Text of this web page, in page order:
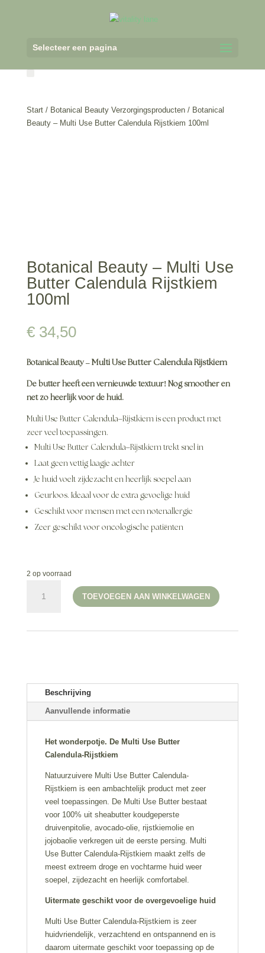
Selecteer een pagina
Start/ Botanical Beauty Verzorgingsproducten/ Botanical
Beauty – Multi Use Butter Calendula Rijstkiem 100ml
Botanical Beauty – Multi Use
Butter Calendula Rijstkiem
100ml
€34,50
Botanical Beauty – Multi Use Butter Calendula Rijstkiem
De butter heeft een vernieuwde textuur! Nog smoother en
net zo heerlijk voor de huid.
Multi Use Butter Calendula–Rijstkiem is een product met
zeer veel toepassingen.
Multi Use Butter Calendula–Rijstkiem trekt snel in
Laat geen vettig laagje achter
Je huid voelt zijdezacht en heerlijk soepel aan
Geurloos. Ideaal voor de extra gevoelige huid
Geschikt voor mensen met een notenallergie
Zeer geschikt voor oncologische patiënten
2 op voorraad
Beauty
100ml
aantal
TOEVOEGEN AAN WINKELWAGEN
Beschrijving
Aanvullende informatie
Het wonderpotje. De Multi Use Butter
Calendula-Rijstkiem
Natuurzuivere Multi Use Butter Calendula-
Rijstkiem is een ambachtelijk product met zeer
veel toepassingen. De Multi Use Butter bestaat
voor 100% uit sheabutter koudgeperste
druivenpitolie, avocado-olie, rijstkiemolie en
jojobaolie verkregen uit de eerste persing. Multi
Use Butter Calendula-Rijstkiem maakt zelfs de
meest extreem droge en vochtarme huid weer
soepel, zijdezacht en heerlijk comfortabel.
Uitermate geschikt voor de overgevoelige huid
Multi Use Butter Calendula-Rijstkiem is zeer
huidvriendelijk, verzachtend en ontspannend en is
daarom uitermate geschikt voor toepassing op de